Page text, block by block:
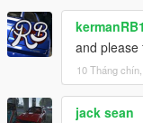
and please
10 Tháng
jack sean